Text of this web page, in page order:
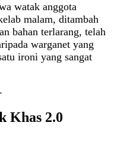
watak anggota
malam, ditambah
bahan terlarang, telah
warganet yang
ironi yang sangat
Khas 2.0